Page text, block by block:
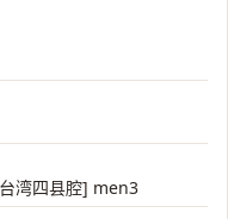
湾四县腔] men3